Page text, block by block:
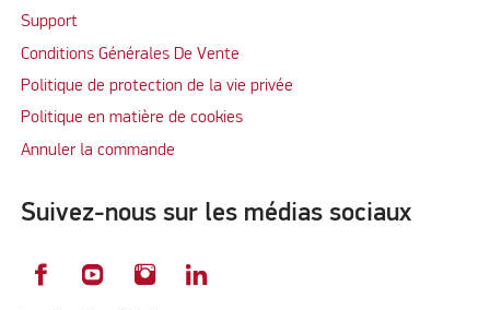
Support
Conditions Générales De Vente
Politique de protection de la vie privée
Politique en matière de cookies
Annuler la commande
Suivez-nous sur les médias sociaux